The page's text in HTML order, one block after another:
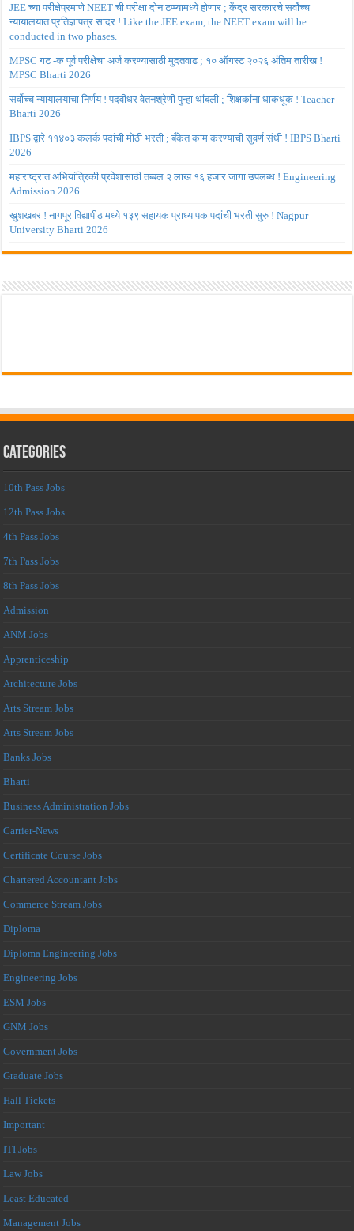
JEE च्या परीक्षेप्रमाणे NEET ची परीक्षा दोन टप्प्यामध्ये होणार ; केंद्र सरकारचे सर्वोच्च
न्यायालयात प्रतिज्ञापत्र सादर ! Like the JEE exam, the NEET exam will be
conducted in two phases.
MPSC गट -क पूर्व परीक्षेचा अर्ज करण्यासाठी मुदतवाढ ; १० ऑगस्ट २०२६ अंतिम तारीख !
MPSC Bharti 2026
सर्वोच्च न्यायालयाचा निर्णय ! पदवीधर वेतनश्रेणी पुन्हा थांबली ; शिक्षकांना धाकधूक ! Teacher
Bharti 2026
IBPS द्वारे ११४०३ कलर्क पदांची मोठी भरती ; बँकेत काम करण्याची सुवर्ण संधी ! IBPS Bharti
2026
महाराष्ट्रात अभियांत्रिकी प्रवेशासाठी तब्बल २ लाख १६ हजार जागा उपलब्ध ! Engineering
Admission 2026
खुशखबर ! नागपूर विद्यापीठ मध्ये १३९ सहायक प्राध्यापक पदांची भरती सुरु ! Nagpur
University Bharti 2026
Categories
10th Pass Jobs
12th Pass Jobs
4th Pass Jobs
7th Pass Jobs
8th Pass Jobs
Admission
ANM Jobs
Apprenticeship
Architecture Jobs
Arts Stream Jobs
Arts Stream Jobs
Banks Jobs
Bharti
Business Administration Jobs
Carrier-News
Certificate Course Jobs
Chartered Accountant Jobs
Commerce Stream Jobs
Diploma
Diploma Engineering Jobs
Engineering Jobs
ESM Jobs
GNM Jobs
Government Jobs
Graduate Jobs
Hall Tickets
Important
ITI Jobs
Law Jobs
Least Educated
Management Jobs